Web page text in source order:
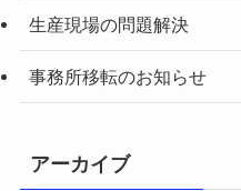
生産現場の問題解決
事務所移転のお知らせ
アーカイブ